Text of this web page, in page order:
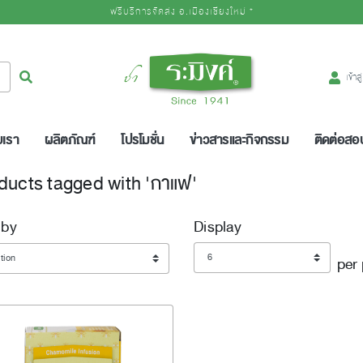
ฟรีบริการจัดส่ง อ.เมืองเชียงใหม่ *
ค้นหา เข้า
รา ผลิตภัณฑ์ โปรโมชั่น ข่าวสารและกิจกรรม ติดต่อสอ
tagged with 'กาแฟ'
Display
Display
per